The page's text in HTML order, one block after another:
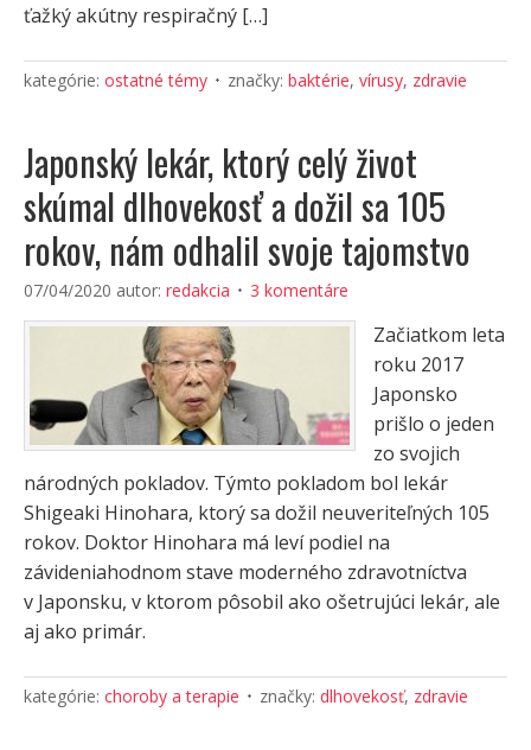
ťažký akútny respiračný […]
kategórie: ostatné témy značky: baktérie, vírusy, zdravie
Japonský lekár, ktorý celý život
skúmal dlhovekosť a dožil sa 105
rokov, nám odhalil svoje tajomstvo
07/04/2020 autor: redakcia 3 komentáre
Začiatkom leta
roku 2017
Japonsko
prišlo o jeden
zo svojich
národných pokladov. Týmto pokladom bol lekár
Shigeaki Hinohara, ktorý sa dožil neuveriteľných 105
rokov. Doktor Hinohara má leví podiel na
závideniahodnom stave moderného zdravotníctva
v Japonsku, v ktorom pôsobil ako ošetrujúci lekár, ale
aj ako primár.
kategórie: choroby a terapie značky: dlhovekosť, zdravie